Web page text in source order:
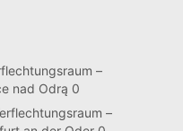
–
nad Odrą 0
–